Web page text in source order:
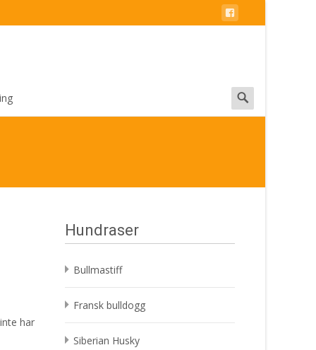
Search
for:
har
Hundraser
Bullmastiff
Fransk bulldogg
Siberian Husky